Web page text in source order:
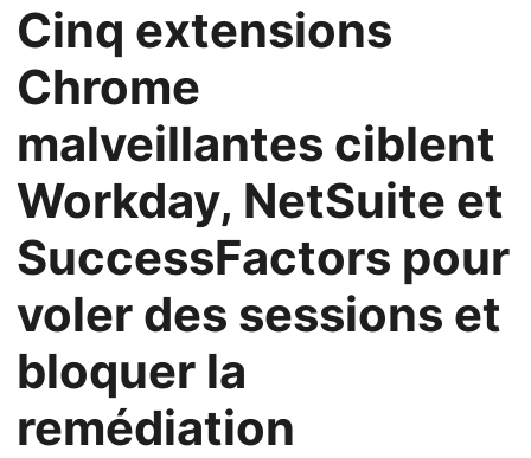
Cinq extensions
Chrome
malveillantes ciblent
Workday, NetSuite et
SuccessFactors pour
voler des sessions et
bloquer la
remédiation